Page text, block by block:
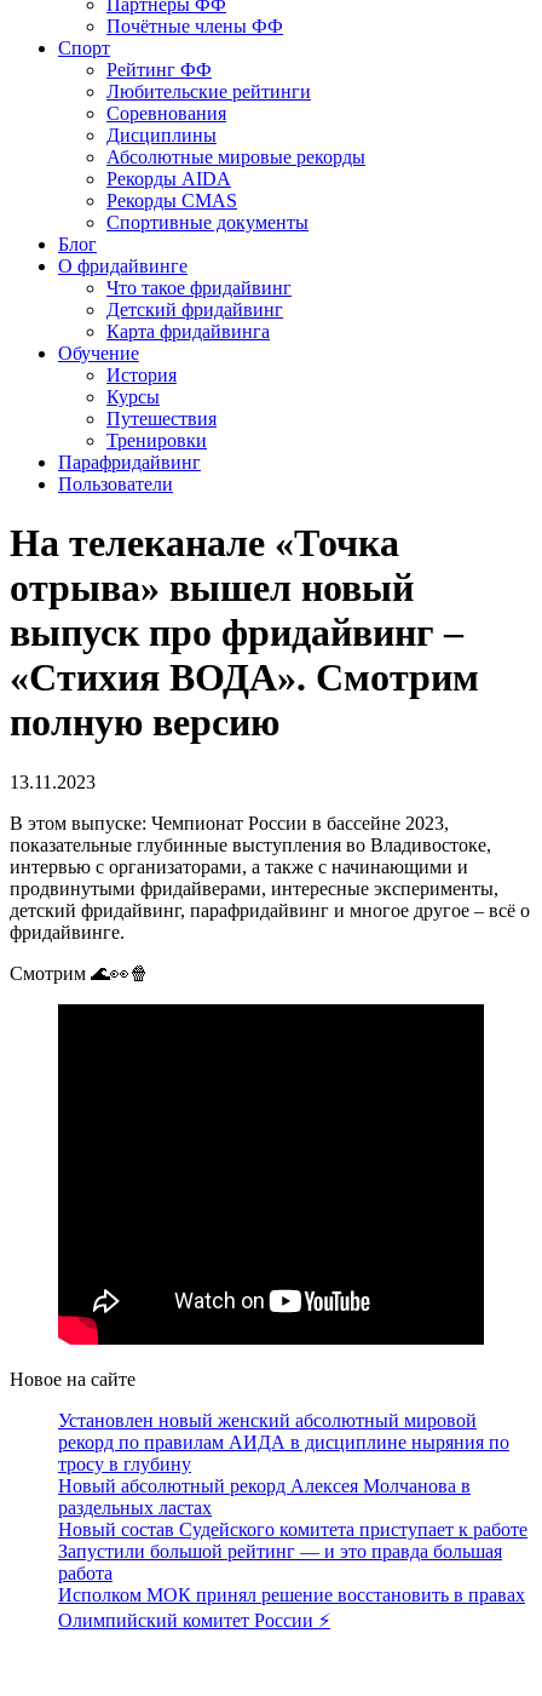
Партнёры ФФ
Почётные члены ФФ
Спорт
Рейтинг ФФ
Любительские рейтинги
Соревнования
Дисциплины
Абсолютные мировые рекорды
Рекорды AIDA
Рекорды CMAS
Спортивные документы
Блог
О фридайвинге
Что такое фридайвинг
Детский фридайвинг
Карта фридайвинга
Обучение
История
Курсы
Путешествия
Тренировки
Парафридайвинг
Пользователи
На телеканале «Точка
отрыва» вышел новый
выпуск про фридайвинг –
«Стихия ВОДА». Смотрим
полную версию
13.11.2023
В этом выпуске: Чемпионат России в бассейне 2023,
показательные глубинные выступления во Владивостоке,
интервью с организаторами, а также с начинающими и
продвинутыми фридайверами, интересные эксперименты,
детский фридайвинг, парафридайвинг и многое другое – всё о
фридайвинге.
Смотрим 🌊👀🍿
Новое на сайте
Установлен новый женский абсолютный мировой
рекорд по правилам АИДА в дисциплине ныряния по
тросу в глубину
Новый абсолютный рекорд Алексея Молчанова в
раздельных ластах
Новый состав Судейского комитета приступает к работе
Запустили большой рейтинг — и это правда большая
работа
Исполком МОК принял решение восстановить в правах
Олимпийский комитет России ⚡️